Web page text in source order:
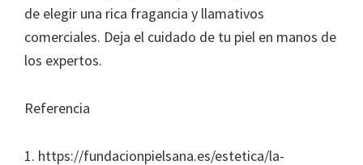
de elegir una rica fragancia y llamativos
comerciales. Deja el cuidado de tu piel en manos de
los expertos.
Referencia
1. https://fundacionpielsana.es/estetica/la-